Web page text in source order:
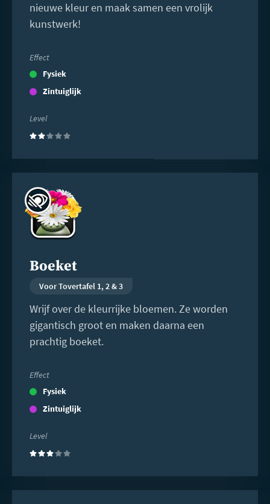
nieuwe kleur en maak samen een vrolijk
kunstwerk!
Effect
Fysiek
Zintuiglijk
Level
(2)
Boeket
Voor Tovertafel 1, 2 & 3
Wrijf over de kleurrijke bloemen. Ze worden
gigantisch groot en maken daarna een
prachtig boeket.
Effect
Fysiek
Zintuiglijk
Level
(3)
meer